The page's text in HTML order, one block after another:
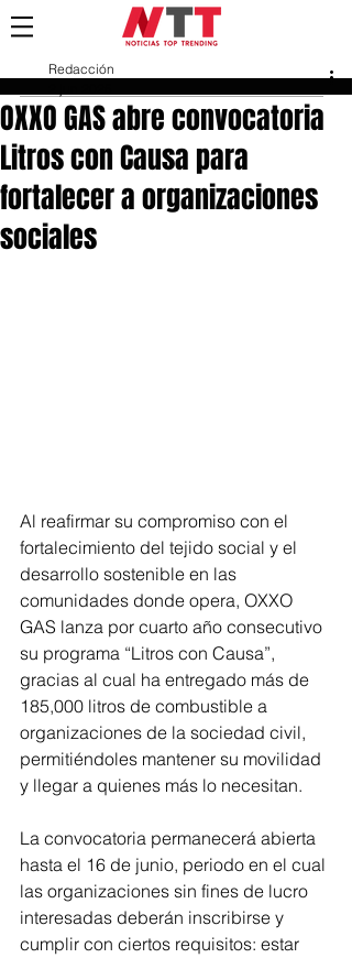
OXXO GAS abre convocatoria
Litros con Causa para
fortalecer a organizaciones
sociales
Redacción
Al reafirmar su compromiso con el
fortalecimiento del tejido social y el
desarrollo sostenible en las
comunidades donde opera, OXXO
GAS lanza por cuarto año consecutivo
su programa “Litros con Causa”,
gracias al cual ha entregado más de
185,000 litros de combustible a
organizaciones de la sociedad civil,
permitiéndoles mantener su movilidad
y llegar a quienes más lo necesitan.
La convocatoria permanecerá abierta
hasta el 16 de junio, periodo en el cual
las organizaciones sin fines de lucro
interesadas deberán inscribirse y
cumplir con ciertos requisitos: estar